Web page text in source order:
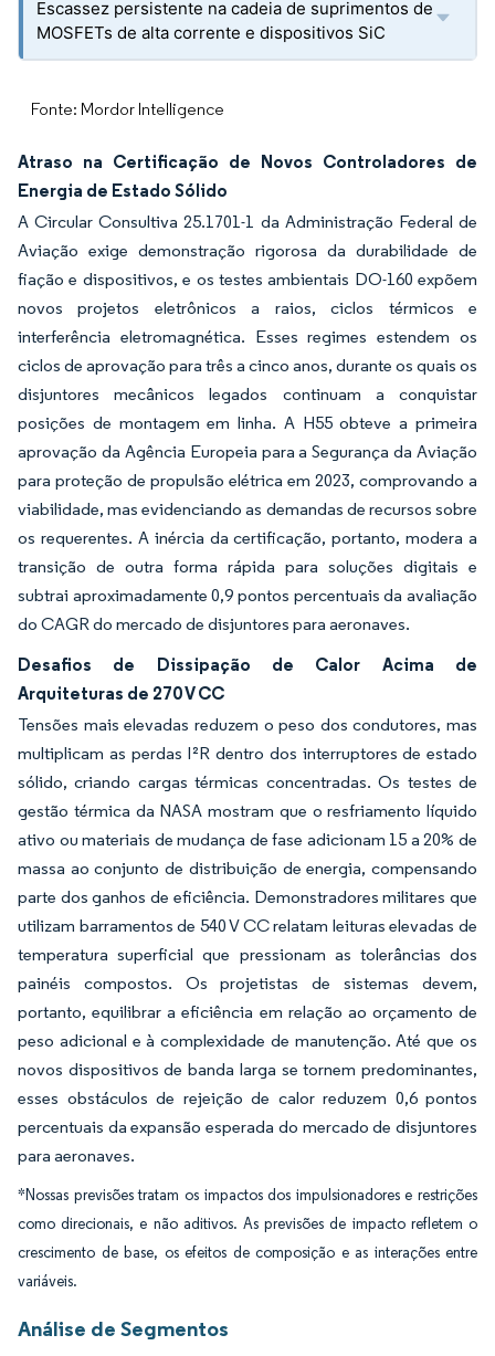
Escassez persistente na cadeia de suprimentos de
MOSFETs de alta corrente e dispositivos SiC
Fonte: Mordor Intelligence
Atraso na Certificação de Novos Controladores de
Energia de Estado Sólido
A Circular Consultiva 25.1701-1 da Administração Federal de
Aviação exige demonstração rigorosa da durabilidade de
fiação e dispositivos, e os testes ambientais DO-160 expõem
novos projetos eletrônicos a raios, ciclos térmicos e
interferência eletromagnética. Esses regimes estendem os
ciclos de aprovação para três a cinco anos, durante os quais os
disjuntores mecânicos legados continuam a conquistar
posições de montagem em linha. A H55 obteve a primeira
aprovação da Agência Europeia para a Segurança da Aviação
para proteção de propulsão elétrica em 2023, comprovando a
viabilidade, mas evidenciando as demandas de recursos sobre
os requerentes. A inércia da certificação, portanto, modera a
transição de outra forma rápida para soluções digitais e
subtrai aproximadamente 0,9 pontos percentuais da avaliação
do CAGR do mercado de disjuntores para aeronaves.
Desafios de Dissipação de Calor Acima de
Arquiteturas de 270 V CC
Tensões mais elevadas reduzem o peso dos condutores, mas
multiplicam as perdas I²R dentro dos interruptores de estado
sólido, criando cargas térmicas concentradas. Os testes de
gestão térmica da NASA mostram que o resfriamento líquido
ativo ou materiais de mudança de fase adicionam 15 a 20% de
massa ao conjunto de distribuição de energia, compensando
parte dos ganhos de eficiência. Demonstradores militares que
utilizam barramentos de 540 V CC relatam leituras elevadas de
temperatura superficial que pressionam as tolerâncias dos
painéis compostos. Os projetistas de sistemas devem,
portanto, equilibrar a eficiência em relação ao orçamento de
peso adicional e à complexidade de manutenção. Até que os
novos dispositivos de banda larga se tornem predominantes,
esses obstáculos de rejeição de calor reduzem 0,6 pontos
percentuais da expansão esperada do mercado de disjuntores
para aeronaves.
*Nossas previsões tratam os impactos dos impulsionadores e restrições
como direcionais, e não aditivos. As previsões de impacto refletem o
crescimento de base, os efeitos de composição e as interações entre
variáveis.
Análise de Segmentos